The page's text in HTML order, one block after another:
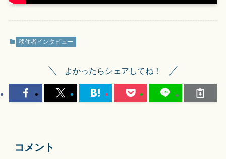
移住者インタビュー
よかったらシェアしてね！
コメント